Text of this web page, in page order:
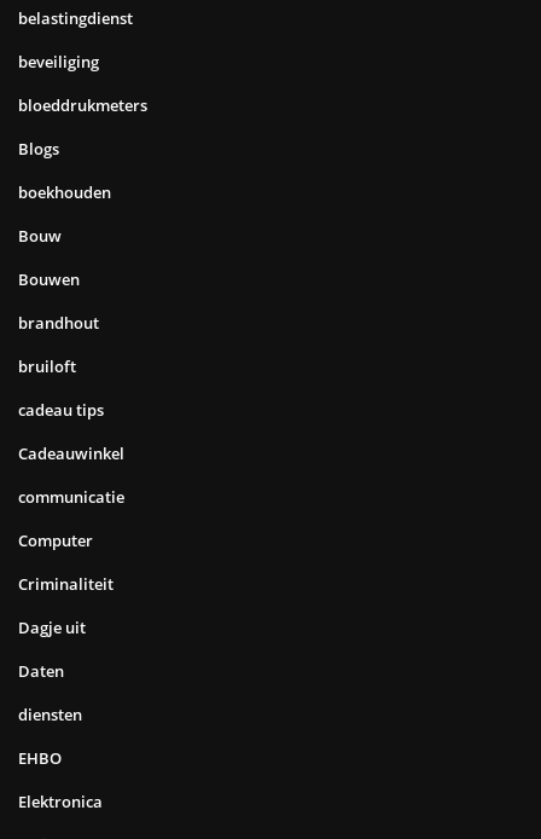
belastingdienst
beveiliging
bloeddrukmeters
Blogs
boekhouden
Bouw
Bouwen
brandhout
bruiloft
cadeau tips
Cadeauwinkel
communicatie
Computer
Criminaliteit
Dagje uit
Daten
diensten
EHBO
Elektronica